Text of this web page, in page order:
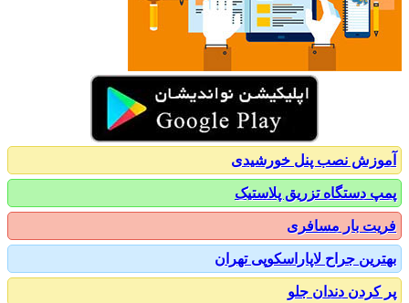
نصب پنل خورشیدی
دستگاه تزریق پلاستیک
بار مسافری
جراح لاپاراسکوپی تهران
دندان جلو